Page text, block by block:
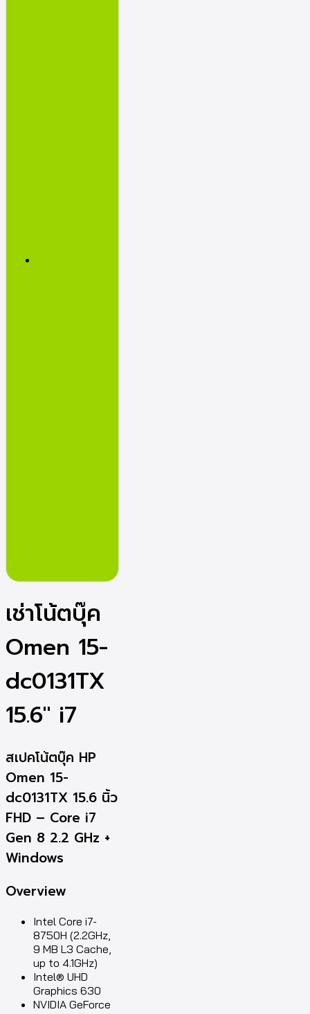
เช่าโน้ตบุ๊ค
Omen 15-
dc0131TX
15.6″ i7
สเปคโน้ตบุ๊ค HP
Omen 15-
dc0131TX 15.6 นิ้ว
FHD – Core i7
Gen 8 2.2 GHz +
Windows
Overview
Intel Core i7-
8750H (2.2GHz,
9 MB L3 Cache,
up to 4.1GHz)
Intel® UHD
Graphics 630
NVIDIA GeForce